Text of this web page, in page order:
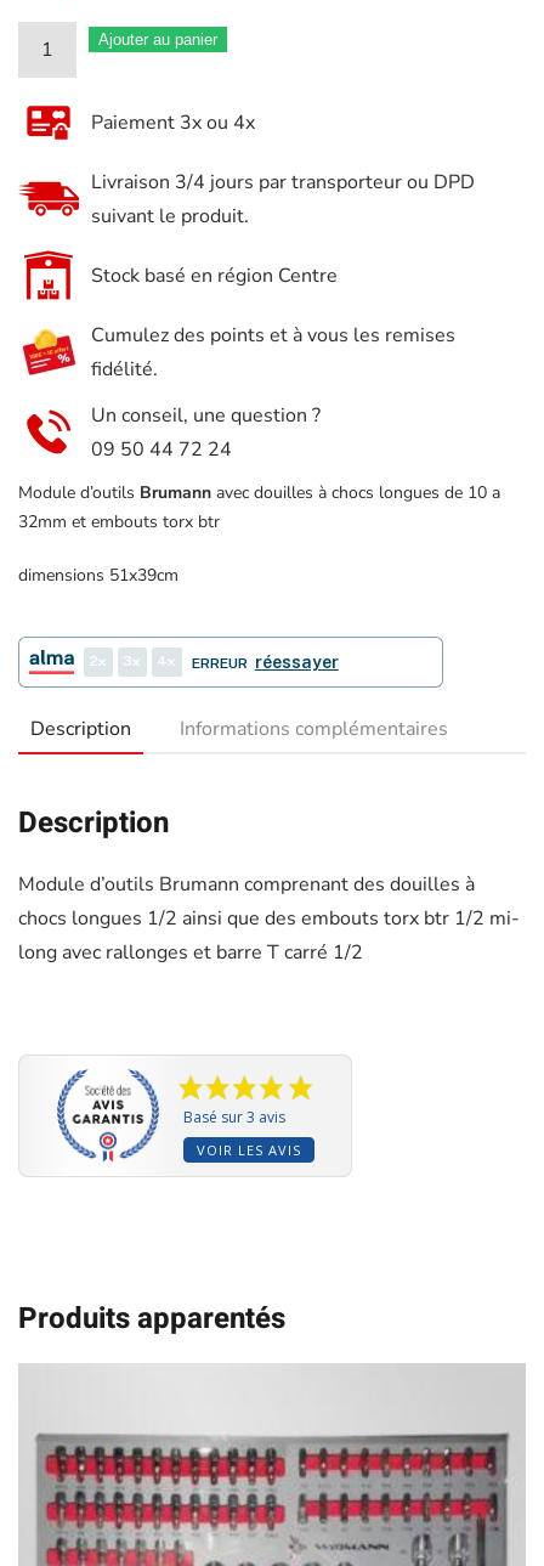
quantité
de
Module
d'outils
longue
1/2
et
embouts
Brumann
Ajouter au panier
Paiement 3x ou 4x
Livraison 3/4 jours par transporteur ou DPD
suivant le produit.
Stock basé en région Centre
Cumulez des points et à vous les remises
fidélité.
Un conseil, une question ?
09 50 44 72 24
Module d’outils Brumann avec douilles à chocs longues de 10 a
32mm et embouts torx btr
dimensions 51x39cm
2 3 4 ERREUR réessayer
Description Informations complémentaires
Description
Module d’outils Brumann comprenant des douilles à
chocs longues 1/2 ainsi que des embouts torx btr 1/2 mi-
long avec rallonges et barre T carré 1/2
Basé sur 3 avis
VOIR LES AVIS
Produits apparentés